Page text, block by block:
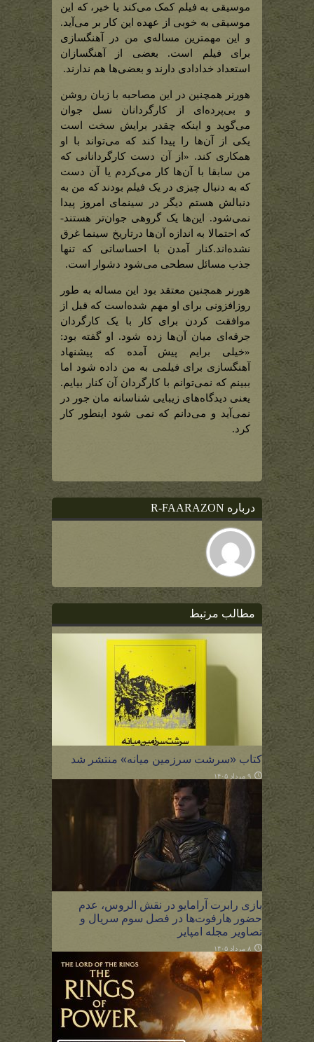
موسیقی به فیلم کمک می‌کند یا خیر، که این
موسیقی به خوبی از عهده این کار بر می‌آید.
و این مهمترین مساله‌ی من در آهنگسازی
برای فیلم است. بعضی از آهنگسازان
استعداد خدادادی دارند و بعضی‌ها هم ندارند.
هورنر همچنین در این مصاحبه با زبان روشن
و بی‌پرده‌ای از کارگردانان نسل جوان
می‌گوید و اینکه چقدر برایش سخت است
یکی از آن‌ها را پیدا کند که می‌تواند با او
همکاری کند. «از آن دست کارگردانانی که
من سابقا با آن‌ها کار می‌کردم یا آن دست
که به دنبال چیزی در یک فیلم بودند که من به
دنبالش هستم دیگر در سینمای امروز پیدا
نمی‌شود. این‌ها یک گروهی جوان‌تر هستند-
که احتمالا به اندازه آن‌ها درتاریخ سینما غرق
نشده‌اند.کنار آمدن با احساساتی که تنها
جذب مسائل سطحی می‌شود دشوار است.
هورنر همچنین معتقد بود این مساله به طور
روزافزونی برای او مهم شده‌است که قبل از
موافقت کردن برای کار با یک کارگردان
جرقه‌ای میان آن‌ها زده شود. او گفته بود:
«خیلی برایم پیش آمده که پیشنهاد
آهنگسازی برای فیلمی به من داده شود اما
ببینم که نمی‌توانم با کارگردان آن کنار بیایم.
یعنی دیدگاه‌های زیبایی شناسانه مان جور در
نمی‌آید و می‌دانم که نمی شود اینطور کار
کرد.
درباره R-FAARAZON
مطالب مرتبط
کتاب «سرشت سرزمین میانه» منتشر شد
۹ مرداد ۱۴۰۵
بازی رابرت آرامایو در نقش الروس، عدم
حضور هارفوت‌ها در فصل سوم سریال و
تصاویر مجله امپایر
۸ مرداد ۱۴۰۵